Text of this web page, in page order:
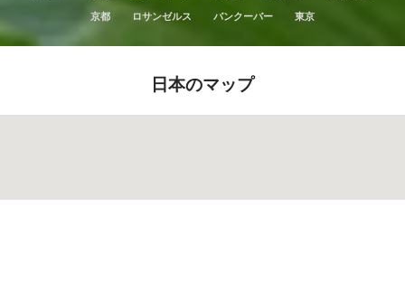
京都 ロサンゼルス バンクーバー 東京
日本のマップ